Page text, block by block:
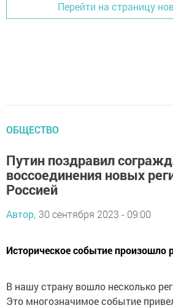
Перейти на страницу
ОБЩЕСТВО
Путин поздравил
воссоединения новых
Россией
Автор, 30 сентября 2023 - 09:00
Историческое событие произошло
В нашу страну вошло несколько
Это многозначимое событие